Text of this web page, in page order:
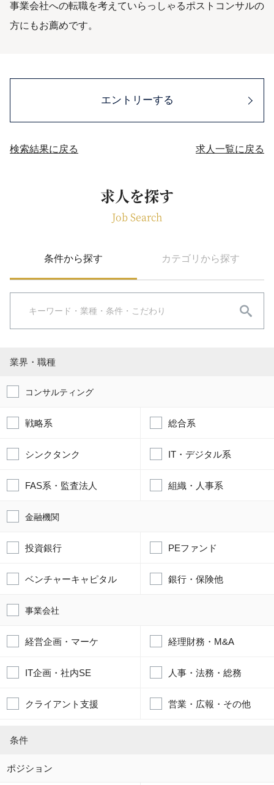
事業会社への転職を考えていらっしゃるポストコンサルの
方にもお薦めです。
エントリーする
検索結果に戻る 求人一覧に戻る
求人を探す
Job Search
条件から探す カテゴリから探す
業界・職種
コンサルティング
戦略系 総合系
シンクタンク IT・デジタル系
FAS系・監査法人 組織・人事系
金融機関
投資銀行 PEファンド
ベンチャーキャピタル 銀行・保険他
事業会社
経営企画・マーケ 経理財務・M&A
IT企画・社内SE 人事・法務・総務
クライアント支援 営業・広報・その他
条件
ポジション